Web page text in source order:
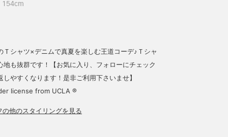
154cm
Ｔシャツ×デニムで真夏を楽しむ王道コーデ♪Ｔシャ
地も抜群です！【お気に入り、フォローにチェック
しやすくなります！是非ご利用下さいませ】
license from UCLA ®
の他のスタイリングを見る